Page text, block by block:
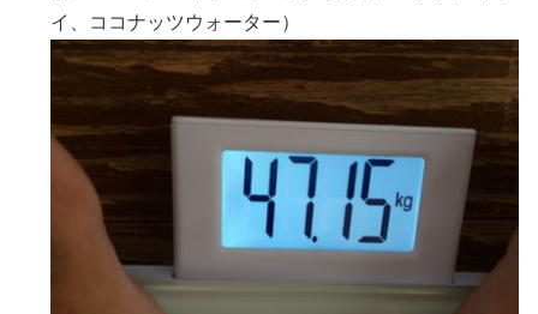
イ、ココナッツウォーター）